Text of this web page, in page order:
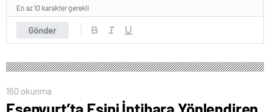
Gönder
En az 10 karakter gerekli
160 okunma